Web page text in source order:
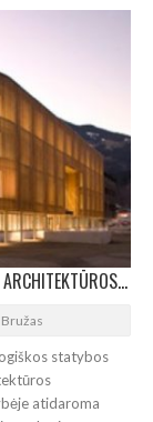
MEDIS YRA TVARUS//AUSTRIJOS ŠIUOLAIKINĖS ARCHITEKTŪROS PARODA VILNIUJE
statybos
atidaroma